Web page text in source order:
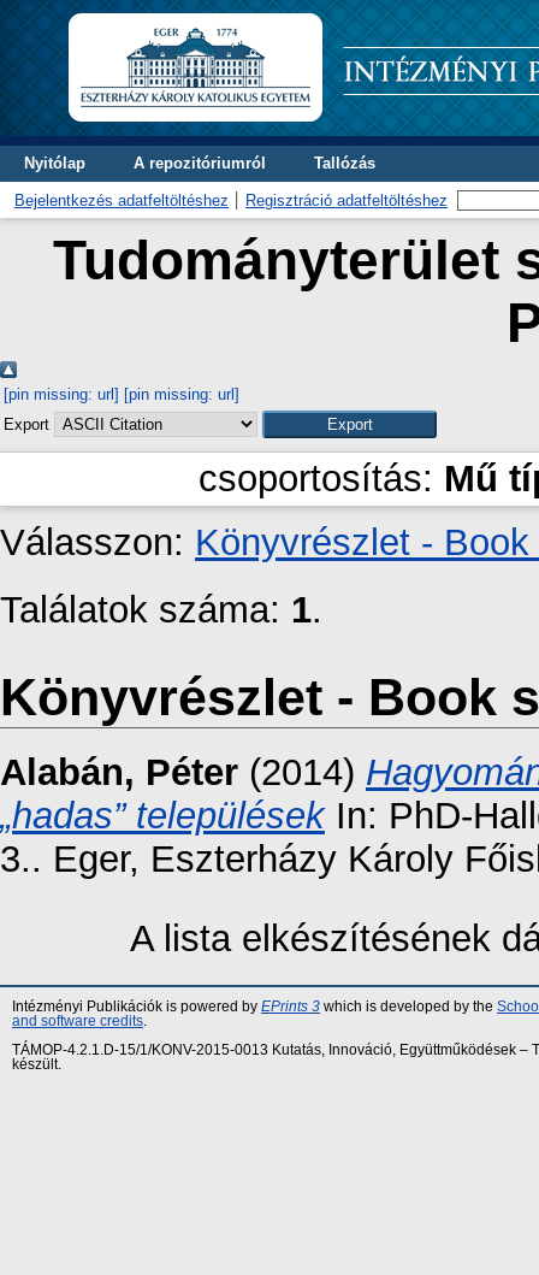
Nyitólap A repozitóriumról Tallózás
Bejelentkezés adatfeltöltéshez Regisztráció adatfeltöltéshez
Tudományterület
[pin missing: url] [pin missing: url]
Export
csoportosítás: Mű
Válasszon: Könyvrészlet -
Találatok száma: 1.
Könyvrészlet - Book
Alabán, Péter (2014)
„hadas” településekIn: PhD-
3.. Eger, Eszterházy Károly
A lista elkészítésének
Intézményi Publikációk is powered by EPrints 3 which is developed by the
and software credits
TÁMOP-4.2.1.D-15/1/KONV-2015-0013 Kutatás, Innováció, Együttműködések
készült.